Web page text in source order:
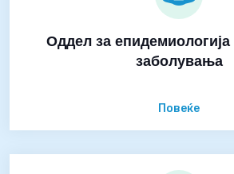
Оддел за епидемиологија
заболувања
Повеќе